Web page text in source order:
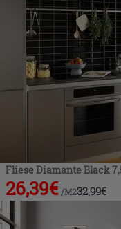
die Schaltfläche "X"
nach der Installation
Fliese Diamante Black
26,39€ /M232,99€